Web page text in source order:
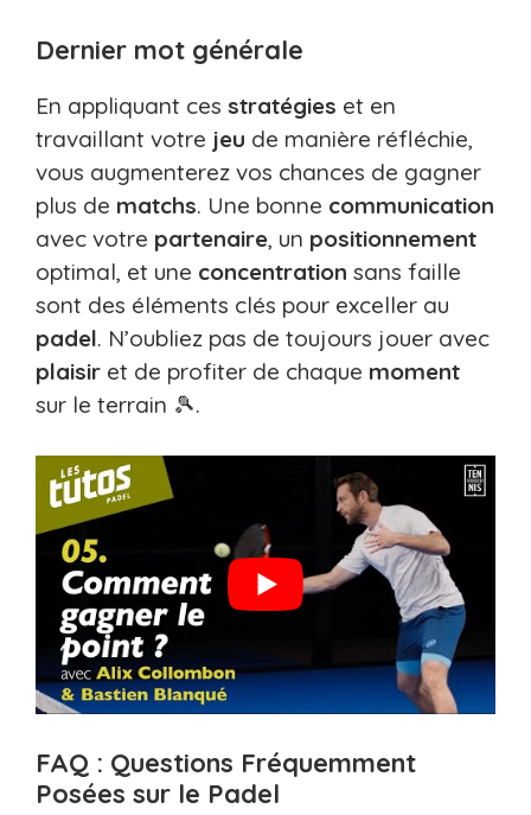
Dernier mot générale
En appliquant ces stratégies et en
travaillant votre jeu de manière réfléchie,
vous augmenterez vos chances de gagner
plus de matchs. Une bonne communication
avec votre partenaire, un positionnement
optimal, et une concentration sans faille
sont des éléments clés pour exceller au
padel. N’oubliez pas de toujours jouer avec
plaisir et de profiter de chaque moment
sur le terrain 🎾.
FAQ : Questions Fréquemment
Posées sur le Padel